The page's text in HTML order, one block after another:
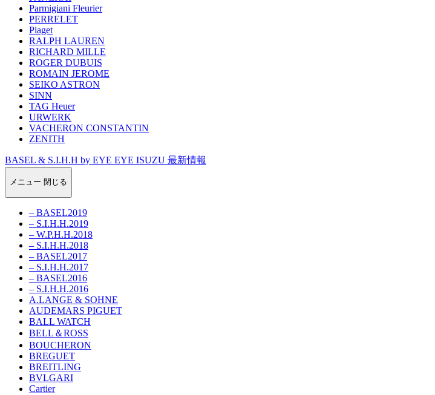
Parmigiani Fleurier
PERRELET
Piaget
RALPH LAUREN
RICHARD MILLE
ROGER DUBUIS
ROMAIN JEROME
SEIKO ASTRON
SINN
TAG Heuer
URWERK
VACHERON CONSTANTIN
ZENITH
BASEL & S.I.H.H by EYE EYE ISUZU 最新情報
メニュー 閉じる
– BASEL2019
– S.I.H.H.2019
– W.P.H.H.2018
– S.I.H.H.2018
– BASEL2017
– S.I.H.H.2017
– BASEL2016
– S.I.H.H.2016
A.LANGE & SOHNE
AUDEMARS PIGUET
BALL WATCH
BELL＆ROSS
BOUCHERON
BREGUET
BREITLING
BVLGARI
Cartier